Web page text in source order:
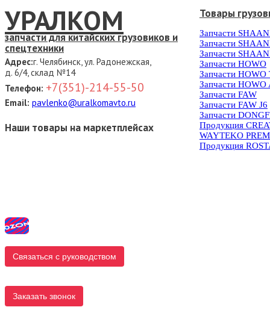
УРАЛКОМ
запчасти для китайских грузовиков и
спецтехники
Адрес:г. Челябинск, ул. Радонежская,
д. 6/4, склад №14
Телефон: +7(351)-214-55-50
Email: pavlenko@uralkomavto.ru
Наши товары на маркетплейсах
Связаться с руководством
Заказать звонок
Товары
Запчасти
Запчасти
Запчасти
Запчасти HOWO
Запчасти HOWO
Запчасти HOWO
Запчасти FAW
Запчасти FAW J6
Запчасти
Продукция
WAYTEKO
Продукция